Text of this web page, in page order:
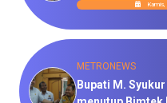
METRONEWS
Bupati M.